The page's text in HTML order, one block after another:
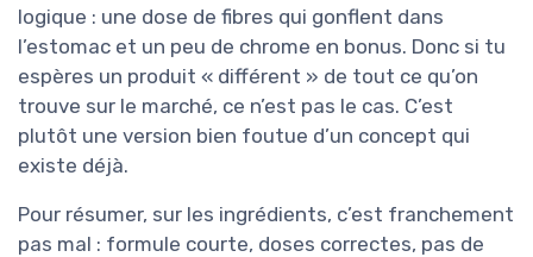
logique : une dose de fibres qui gonflent dans
l’estomac et un peu de chrome en bonus. Donc si tu
espères un produit « différent » de tout ce qu’on
trouve sur le marché, ce n’est pas le cas. C’est
plutôt une version bien foutue d’un concept qui
existe déjà.
Pour résumer, sur les ingrédients, c’est franchement
pas mal : formule courte, doses correctes, pas de